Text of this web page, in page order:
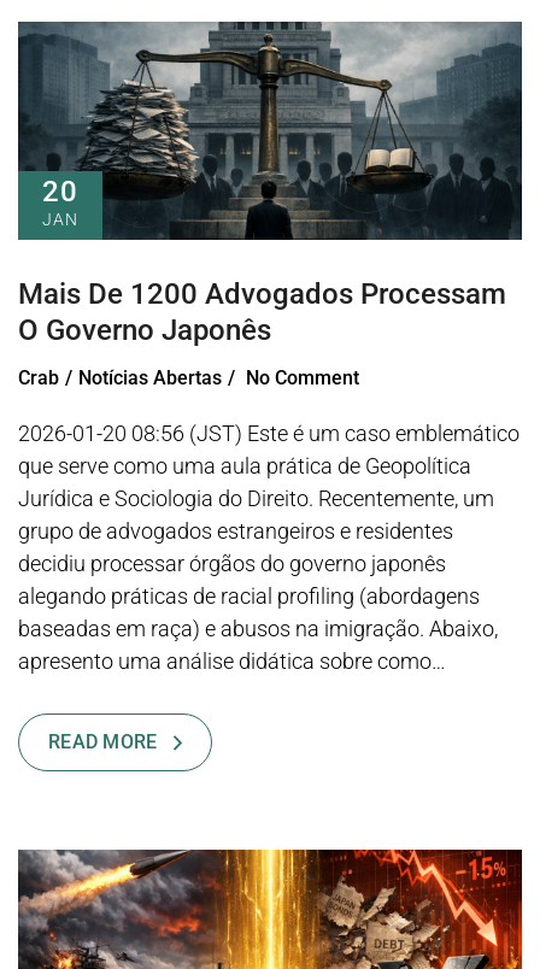
20
JAN
Mais De 1200 Advogados Processam
O Governo Japonês
Crab Notícias Abertas No Comment
2026-01-20 08:56 (JST) Este é um caso emblemático
que serve como uma aula prática de Geopolítica
Jurídica e Sociologia do Direito. Recentemente, um
grupo de advogados estrangeiros e residentes
decidiu processar órgãos do governo japonês
alegando práticas de racial profiling (abordagens
baseadas em raça) e abusos na imigração. Abaixo,
apresento uma análise didática sobre como…
READ MORE